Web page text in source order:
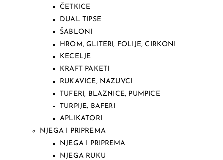
ČETKICE
DUAL TIPSE
ŠABLONI
HROM, GLITERI, FOLIJE, CIRKONI
KECELJE
KRAFT PAKETI
RUKAVICE, NAZUVCI
TUFERI, BLAZNICE, PUMPICE
TURPIJE, BAFERI
APLIKATORI
NJEGA I PRIPREMA
NJEGA I PRIPREMA
NJEGA RUKU